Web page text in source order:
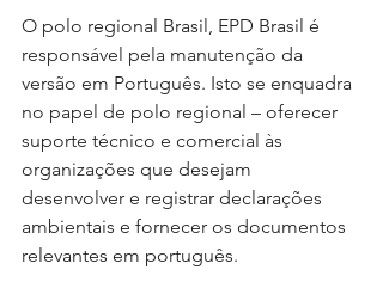
O polo regional Brasil, EPD Brasil é
responsável pela manutenção da
versão em Português. Isto se enquadra
no papel de polo regional – oferecer
suporte técnico e comercial às
organizações que desejam
desenvolver e registrar declarações
ambientais e fornecer os documentos
relevantes em português.